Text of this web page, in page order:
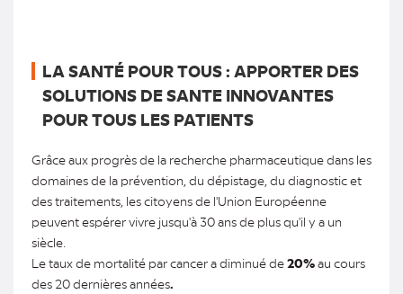
LA SANTÉ POUR TOUS : APPORTER DES
SOLUTIONS DE SANTE INNOVANTES
POUR TOUS LES PATIENTS
Grâce aux progrès de la recherche pharmaceutique dans les
domaines de la prévention, du dépistage, du diagnostic et
des traitements, les citoyens de l'Union Européenne
peuvent espérer vivre jusqu'à 30 ans de plus qu'il y a un
siècle.
Le taux de mortalité par cancer a diminué de20%au cours
des 20 dernières années.